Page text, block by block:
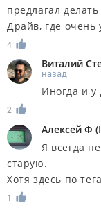
предлагал
Драйв, где очень
4
Виталий
назад
Иногда и
2
Алексей Ф (
Я всегда
старую.
Хотя здесь по
1